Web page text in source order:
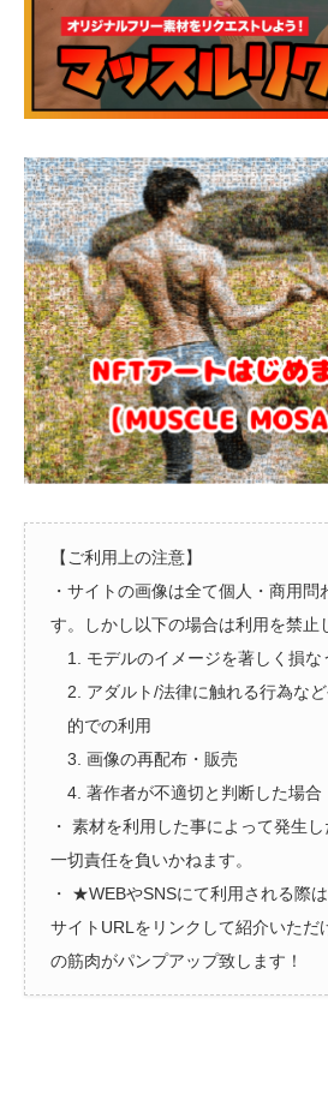
【ご利用上の注意】
・サイトの画像は全て個人・商用
す。しかし以下の場合は利用を禁止
1. モデルのイメージを著しく損な
2. アダルト/法律に触れる行為な
的での利用
3. 画像の再配布・販売
4. 著作者が不適切と判断した場合
・ 素材を利用した事によって発生
一切責任を負いかねます。
・ ★WEBやSNSにて利用される際
サイトURLをリンクして紹介いただ
の筋肉がパンプアップ致します！